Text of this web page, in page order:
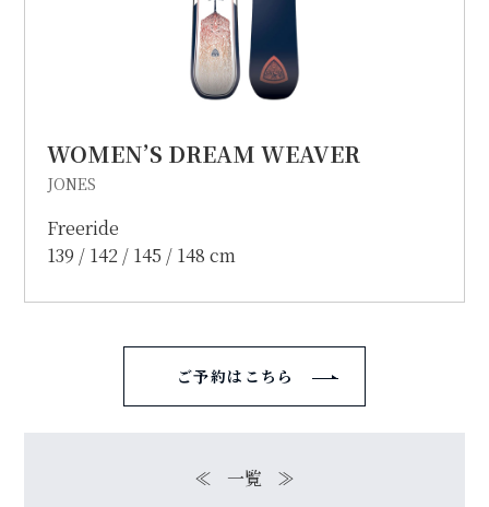
WOMEN’S DREAM WEAVER
JONES
Freeride
139 / 142 / 145 / 148 cm
ご予約はこちら
≪ 一覧 ≫